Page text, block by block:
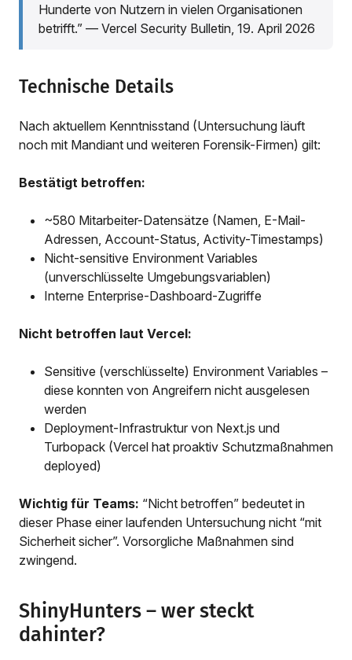
Hunderte von Nutzern in vielen Organisationen
betrifft.” — Vercel Security Bulletin, 19. April 2026
Technische Details
Nach aktuellem Kenntnisstand (Untersuchung läuft
noch mit Mandiant und weiteren Forensik-Firmen) gilt:
Bestätigt betroffen:
~580 Mitarbeiter-Datensätze (Namen, E-Mail-
Adressen, Account-Status, Activity-Timestamps)
Nicht-sensitive Environment Variables
(unverschlüsselte Umgebungsvariablen)
Interne Enterprise-Dashboard-Zugriffe
Nicht betroffen laut Vercel:
Sensitive (verschlüsselte) Environment Variables –
diese konnten von Angreifern nicht ausgelesen
werden
Deployment-Infrastruktur von Next.js und
Turbopack (Vercel hat proaktiv Schutzmaßnahmen
deployed)
Wichtig für Teams: “Nicht betroffen” bedeutet in
dieser Phase einer laufenden Untersuchung nicht “mit
Sicherheit sicher”. Vorsorgliche Maßnahmen sind
zwingend.
ShinyHunters – wer steckt
dahinter?